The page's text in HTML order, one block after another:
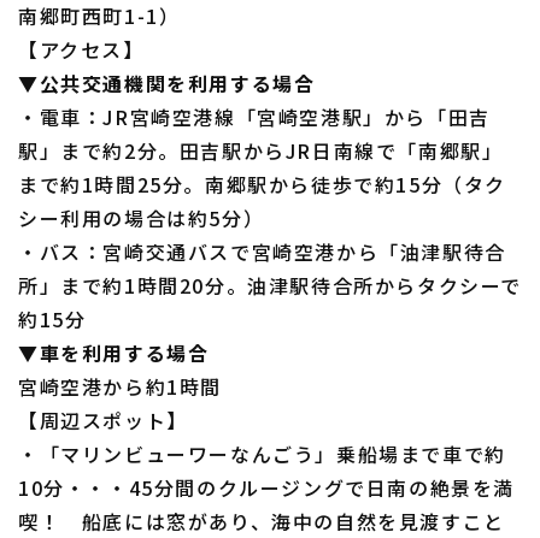
南郷町西町1-1）
【アクセス】
▼公共交通機関を利用する場合
・電車：JR宮崎空港線「宮崎空港駅」から「田吉
駅」まで約2分。田吉駅からJR日南線で「南郷駅」
まで約1時間25分。南郷駅から徒歩で約15分（タク
シー利用の場合は約5分）
・バス：宮崎交通バスで宮崎空港から「油津駅待合
所」まで約1時間20分。油津駅待合所からタクシーで
約15分
▼車を利用する場合
宮崎空港から約1時間
【周辺スポット】
・「マリンビューワーなんごう」乗船場まで車で約
10分・・・45分間のクルージングで日南の絶景を満
喫！ 船底には窓があり、海中の自然を見渡すこと